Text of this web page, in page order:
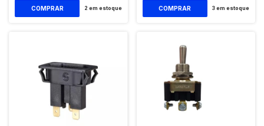
2 em estoque 3em estoque